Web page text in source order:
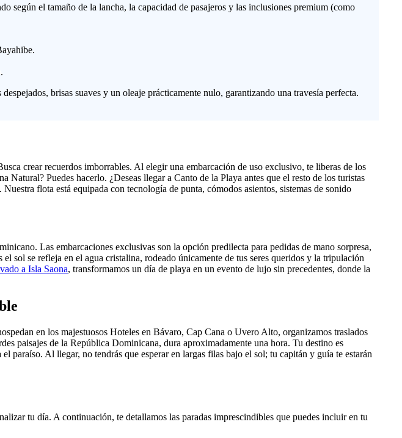
el tamaño de la lancha, la capacidad de pasajeros y las inclusiones premium (como
brisas suaves y un oleaje prácticamente nulo, garantizando una travesía perfecta.
crear recuerdos imborrables. Al elegir una embarcación de uso exclusivo, te liberas de los
Puedes hacerlo. ¿Deseas llegar a Canto de la Playa antes que el resto de los turistas
flota está equipada con tecnología de punta, cómodos asientos, sistemas de sonido
Las embarcaciones exclusivas son la opción predilecta para pedidas de mano sorpresa,
sol se refleja en el agua cristalina, rodeado únicamente de tus seres queridos y la tripulación
a Isla Saona, transformamos un día de playa en un evento de lujo sin precedentes, donde la
en los majestuosos Hoteles en Bávaro, Cap Cana o Uvero Alto, organizamos traslados
paisajes de la República Dominicana, dura aproximadamente una hora. Tu destino es
paraíso. Al llegar, no tendrás que esperar en largas filas bajo el sol; tu capitán y guía te estarán
tu día. A continuación, te detallamos las paradas imprescindibles que puedes incluir en tu